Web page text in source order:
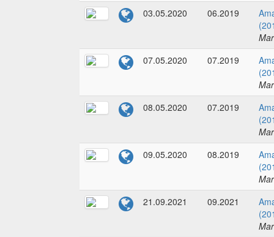
03.05.2020
06.2019
07.05.2020
07.2019
08.05.2020
07.2019
09.05.2020
08.2019
21.09.2021
09.2021